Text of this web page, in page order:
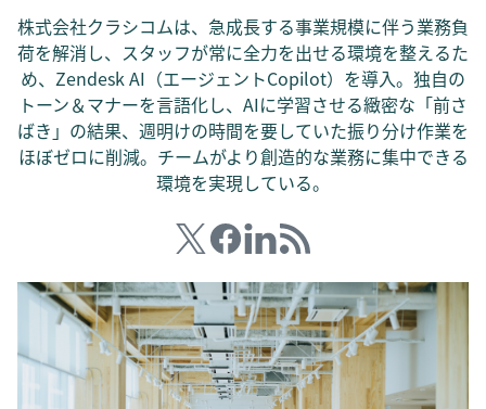
株式会社クラシコムは、急成長する事業規模に伴う業務負
荷を解消し、スタッフが常に全力を出せる環境を整えるた
め、Zendesk AI（エージェントCopilot）を導入。独自の
トーン＆マナーを言語化し、AIに学習させる緻密な「前さ
ばき」の結果、週明けの時間を要していた振り分け作業を
ほぼゼロに削減。チームがより創造的な業務に集中できる
環境を実現している。